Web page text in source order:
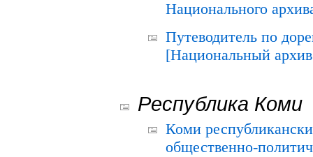
Национального
Путеводитель по
[Национальный
Республика Коми
Коми
общественно-